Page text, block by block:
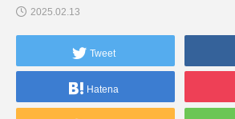
2025.02.13
Tweet
Hatena